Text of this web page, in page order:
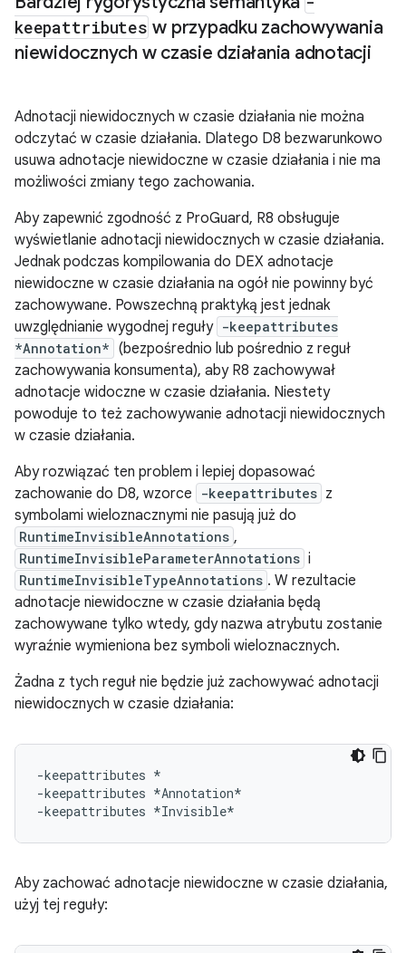
keepattributes w przypadku zachowywania
niewidocznych w czasie działania adnotacji
Adnotacji niewidocznych w czasie działania nie można
odczytać w czasie działania. Dlatego D8 bezwarunkowo
usuwa adnotacje niewidoczne w czasie działania i nie ma
możliwości zmiany tego zachowania.
Aby zapewnić zgodność z ProGuard, R8 obsługuje
wyświetlanie adnotacji niewidocznych w czasie działania.
Jednak podczas kompilowania do DEX adnotacje
niewidoczne w czasie działania na ogół nie powinny być
zachowywane. Powszechną praktyką jest jednak
uwzględnianie wygodnej reguły -keepattributes
*Annotation* (bezpośrednio lub pośrednio z reguł
zachowywania konsumenta), aby R8 zachowywał
adnotacje widoczne w czasie działania. Niestety
powoduje to też zachowywanie adnotacji niewidocznych
w czasie działania.
Aby rozwiązać ten problem i lepiej dopasować
zachowanie do D8, wzorce
-keepattributes z
symbolami wieloznacznymi nie pasują już do
RuntimeInvisibleAnnotations ,
RuntimeInvisibleParameterAnnotations i
RuntimeInvisibleTypeAnnotations . W rezultacie
adnotacje niewidoczne w czasie działania będą
zachowywane tylko wtedy, gdy nazwa atrybutu zostanie
wyraźnie wymieniona bez symboli wieloznacznych.
Żadna z tych reguł nie będzie już zachowywać adnotacji
niewidocznych w czasie działania:
-keepattributes *
-keepattributes *Annotation*
Aby zachować adnotacje niewidoczne w czasie działania,
użyj tej reguły: